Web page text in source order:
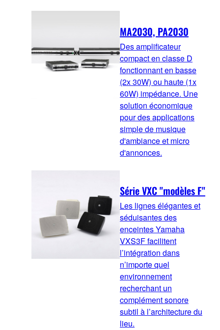
MA2030, PA2030
Des amplificateur
compact en classe D
fonctionnant en basse
(2x 30W) ou haute (1x
60W) impédance. Une
solution économique
pour des applications
simple de musique
d'ambiance et micro
d'annonces.
Série VXC "modèles F"
Les lignes élégantes et
séduisantes des
enceintes Yamaha
VXS3F facilitent
l’intégration dans
n’importe quel
environnement
recherchant un
complément sonore
subtil à l’architecture du
lieu.